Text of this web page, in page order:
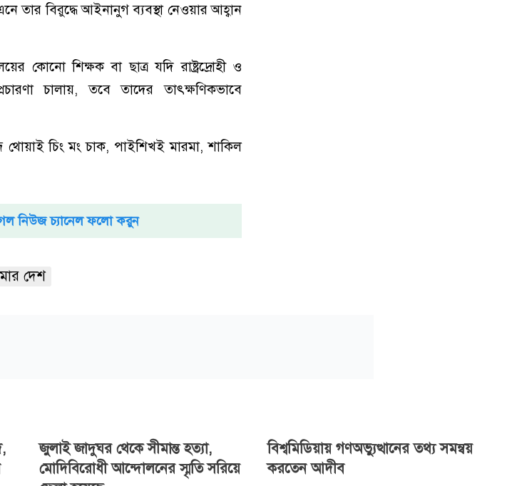
তার বিরুদ্ধে আইনানুগ ব্যবস্থা নেওয়ার আহ্বান
কোনো শিক্ষক বা ছাত্র যদি রাষ্ট্রদ্রোহী ও
চালায়, তবে তাদের তাৎক্ষণিকভাবে
থোয়াই চিং মং চাক, পাইশিখই মারমা, শাকিল
নিউজ চ্যানেল ফলো করুন
দেশ
জুলাই জাদুঘর থেকে সীমান্ত হত্যা,
মোদিবিরোধী আন্দোলনের স্মৃতি সরিয়ে
বিশ্বমিডিয়ায় গণঅভ্যুত্থানের তথ্য সমন্বয়
করতেন আদীব